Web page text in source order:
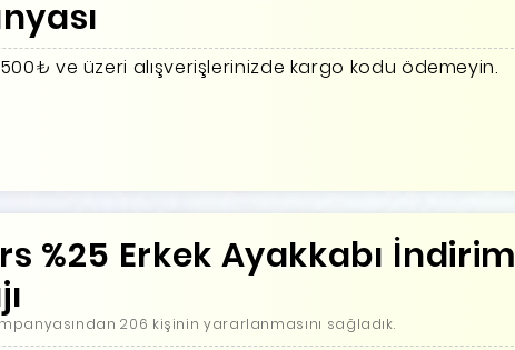
ve üzeri alışverişlerinizde kargo kodu ödemeyin.
%25 Erkek Ayakkabı İndirim
206 kişinin yararlanmasını sağladık.